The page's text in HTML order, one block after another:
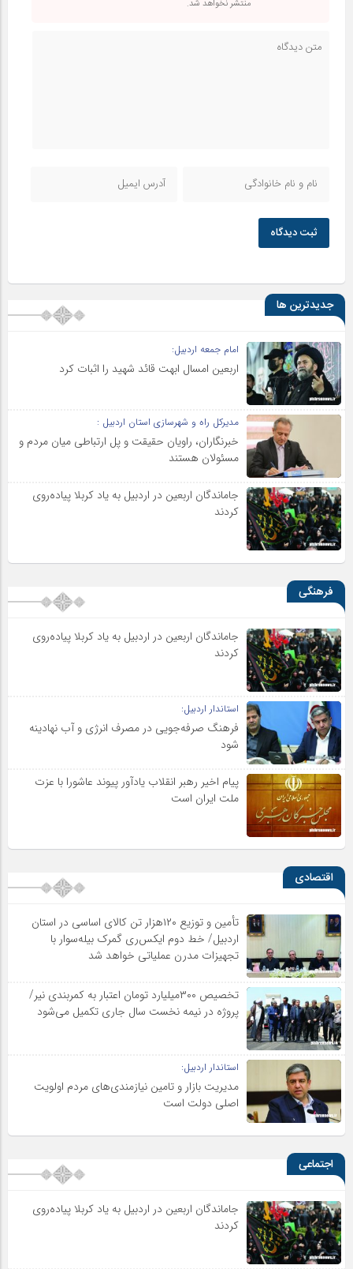
منتشر نخواهد شد.
ثبت دیدگاه
جدیدترین ها
امام جمعه اردبیل:
اربعین امسال ابهت قائد شهید را اثبات کرد
مدیرکل راه و شهرسازی استان اردبیل :
خبرنگاران، راویان حقیقت و پل ارتباطی میان مردم و
مسئولان هستند
جاماندگان اربعین در اردبیل به یاد کربلا پیاده‌روی
کردند
فرهنگی
جاماندگان اربعین در اردبیل به یاد کربلا پیاده‌روی
کردند
استاندار اردبیل:
فرهنگ صرفه‌جویی در مصرف انرژی و آب نهادینه
شود
پیام اخیر رهبر انقلاب یادآور پیوند عاشورا با عزت
ملت ایران است
اقتصادی
تأمین و توزیع ۱۲۰هزار تن کالای اساسی در استان
اردبیل/ خط دوم ایکس‌ری گمرک بیله‌سوار با
تجهیزات مدرن عملیاتی خواهد شد
تخصیص ۳۰۰میلیارد تومان اعتبار به کمربندی نیر/
پروژه در نیمه نخست سال جاری تکمیل می‌شود
استاندار اردبیل:
مدیریت بازار و تامین نیازمندی‌های مردم اولویت‌
اصلی دولت است
اجتماعی
جاماندگان اربعین در اردبیل به یاد کربلا پیاده‌روی
کردند